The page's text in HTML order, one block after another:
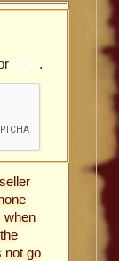
login.
when
not go